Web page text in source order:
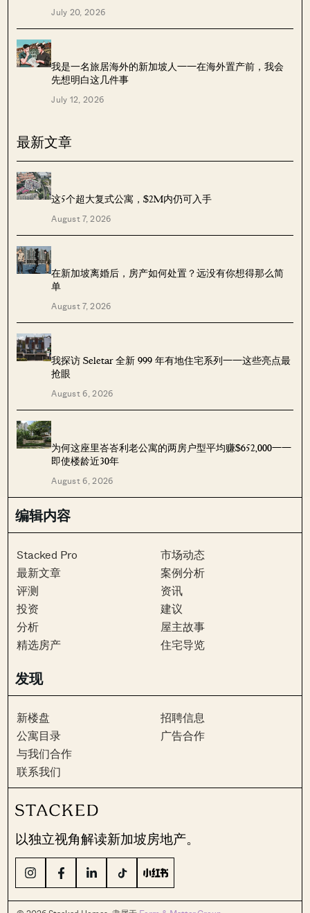
July 20, 2026
我是一名旅居海外的新加坡人——在海外置产前，我会
先想明白这几件事
July 12, 2026
最新文章
这5个超大复式公寓，$2M内仍可入手
August 7, 2026
在新加坡离婚后，房产如何处置？远没有你想得那么简
单
August 7, 2026
我探访 Seletar 全新 999 年有地住宅系列——这些亮点最
抢眼
August 6, 2026
为何这座里峇峇利老公寓的两房户型平均赚$652,000——
即使楼龄近30年
August 6, 2026
编辑内容
Stacked Pro
最新文章
评测
投资
分析
精选房产
市场动态
案例分析
资讯
建议
屋主故事
住宅导览
发现
新楼盘
公寓目录
与我们合作
联系我们
招聘信息
广告合作
以独立视角解读新加坡房地产。